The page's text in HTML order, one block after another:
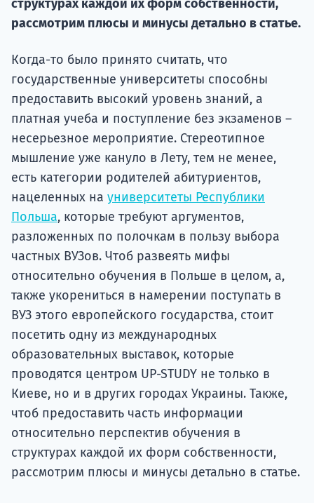
структурах каждой их форм собственности,
рассмотрим плюсы и минусы детально в статье.
Когда-то было принято считать, что
государственные университеты способны
предоставить высокий уровень знаний, а
платная учеба и поступление без экзаменов –
несерьезное мероприятие. Стереотипное
мышление уже кануло в Лету, тем не менее,
есть категории родителей абитуриентов,
нацеленных на университеты Республики
Польша, которые требуют аргументов,
разложенных по полочкам в пользу выбора
частных ВУЗов. Чтоб развеять мифы
относительно обучения в Польше в целом, а,
также укорениться в намерении поступать в
ВУЗ этого европейского государства, стоит
посетить одну из международных
образовательных выставок, которые
проводятся центром UP-STUDY не только в
Киеве, но и в других городах Украины. Также,
чтоб предоставить часть информации
относительно перспектив обучения в
структурах каждой их форм собственности,
рассмотрим плюсы и минусы детально в статье.